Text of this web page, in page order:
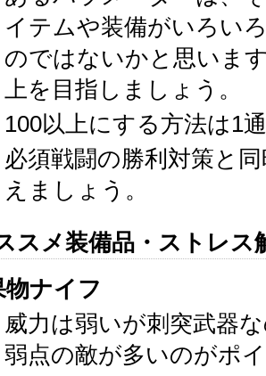
イテムや装備がいろい
のではないかと思いま
上を目指しましょう。
100以上にする方法は1
必須戦闘の勝利対策と
えましょう。
スメ装備品・ストレス
物ナイフ
威力は弱いが刺突武器
弱点の敵が多いのがポ